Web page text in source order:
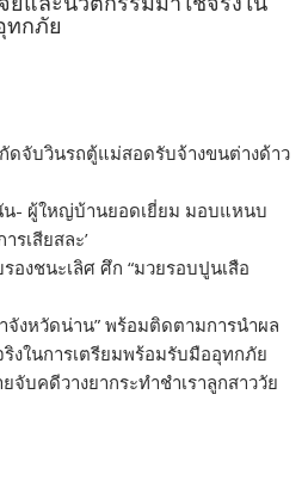
ทกภัย
ดจับวินรถตู้แม่สอดรับจ้างขนต่างด้าว
- ผู้ใหญ่บ้านยอดเยี่ยม มอบแหนบ
รเสียสละ’
องชนะเลิศ ศึก “มวยรอบปูนเสือ
งหวัดน่าน” พร้อมติดตามการนำผล
งในการเตรียมพร้อมรับมืออุทกภัย
บคดีวางยากระทำชำเราลูกสาววัย